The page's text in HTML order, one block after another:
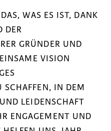
WAS ES IST, DANK
DER
GRÜNDER UND
VISION
SCHAFFEN, IN DEM
LEIDENSCHAFT
ENGAGEMENT UND